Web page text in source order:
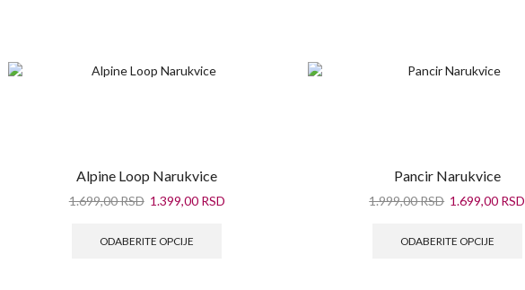
Alpine Loop Narukvice
1.699,00RSD 1.399,00 RSD
ODABERITE OPCIJE
Pancir Narukvice
1.999,00RSD 1.699,00 RSD
ODABERITE OPCIJE